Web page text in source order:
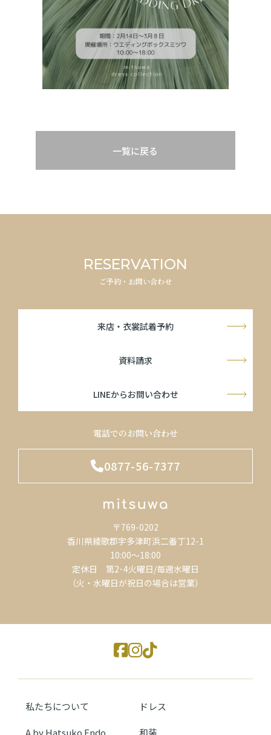
一覧に戻る
RESERVATION
ご予約・お問い合わせ
来店・衣裳試着予約
資料請求
LINEからお問い合わせ
電話でのお問い合わせ
0877-56-7377
〒769-0202
香川県綾歌郡宇多津町浜二番丁12-1
10:00～18:00
定休日 第2･4火曜日/毎週水曜日
（火・水曜日が祝日の場合は営業）
私たちについて ドレス
A by Hatsuko Endo 和装